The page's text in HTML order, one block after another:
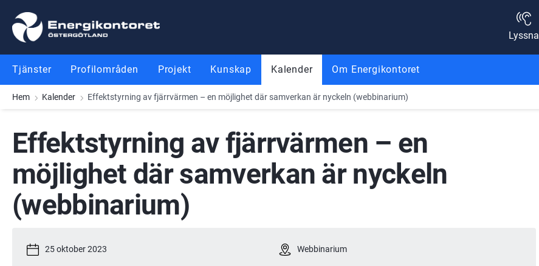
Gå till innehåll
Gå till meny
Gå till sidfot
Lyssna
Tjänster Profilområden Projekt Kunskap Kalender Om Energikontoret
Hem Kalender Effektstyrning av fjärrvärmen – en möjlighet där samverkan är nyckeln (webbinarium)
Effektstyrning av fjärrvärmen – en
möjlighet där samverkan är nyckeln
(webbinarium)
25 oktober 2023 Webbinarium